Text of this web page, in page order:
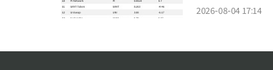
2026-08-04 17:14